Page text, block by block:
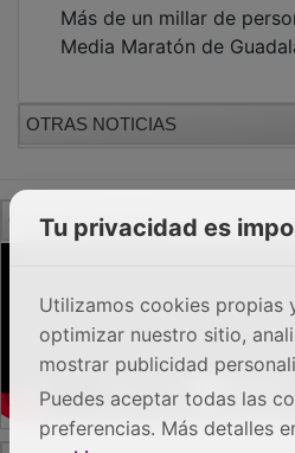
Media Maratón de
OTRAS NOTICIAS
GUADA TV MEDIA
PUBLICIDAD
Tu privacidad es
Utilizamos cookies propias
optimizar nuestro sitio,
mostrar publicidad
Puedes aceptar todas las
preferencias. Más detalles